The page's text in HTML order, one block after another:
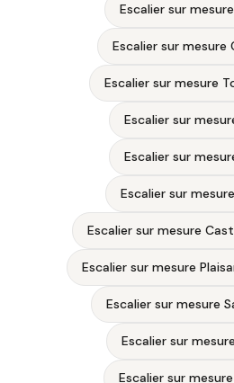
Escalier sur
Escalier sur mesure
Escalier sur mesure
Escalier sur
Escalier sur
Escalier sur
Escalier sur mesure
Escalier sur mesure
Escalier sur mesure
Escalier sur
Escalier sur